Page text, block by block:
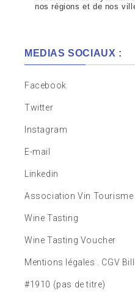
nos régions et de nos
MEDIAS SOCIAUX :
Facebook
Twitter
Instagram
E-mail
Linkedin
Association Vin Tourisme
Wine Tasting
Wine Tasting Voucher
Mentions légales . CGV
#1910 (pas de titre)